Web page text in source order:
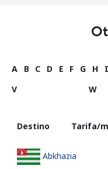
A B C D E F G H I
V
W
Destino Tarifa/
Abkhazia